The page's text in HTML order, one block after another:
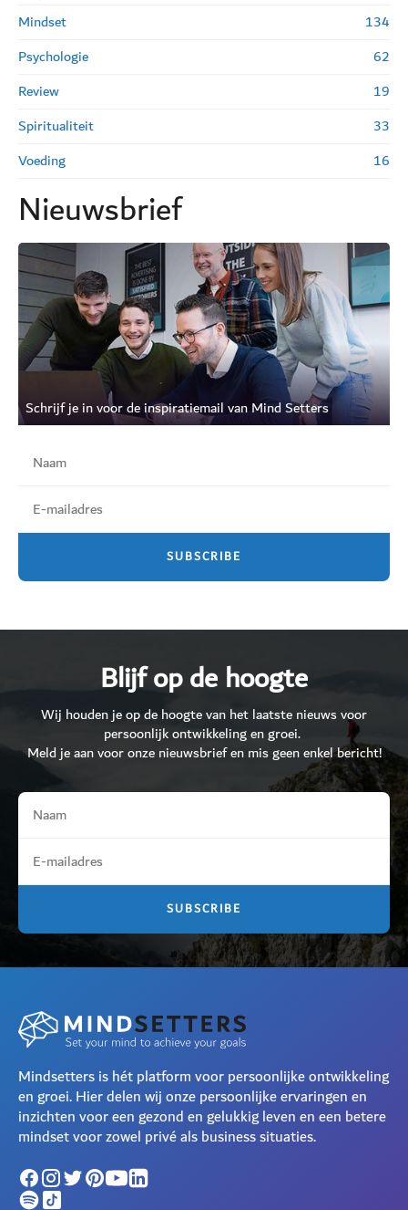
Mindset
134
Psychologie
62
Review
19
Spiritualiteit
33
Voeding
16
Nieuwsbrief
Schrijf je in voor de inspiratiemail van Mind Setters
Blijf op de hoogte
Wij houden je op de hoogte van het laatste nieuws voor
persoonlijk ontwikkeling en groei.
Meld je aan voor onze nieuwsbrief en mis geen enkel bericht!
Mindsetters is hét platform voor persoonlijke ontwikkeling
en groei. Hier delen wij onze persoonlijke ervaringen en
inzichten voor een gezond en gelukkig leven en een betere
mindset voor zowel privé als business situaties.